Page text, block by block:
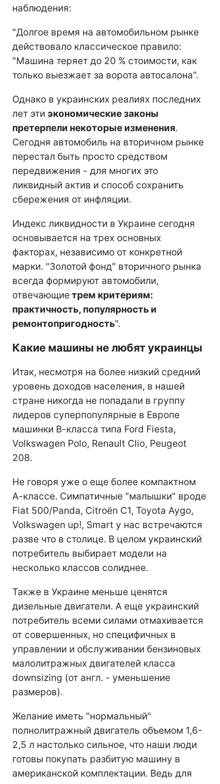
наблюдения:
"Долгое время на автомобильном рынке
действовало классическое правило:
"Машина теряет до 20 % стоимости, как
только выезжает за ворота автосалона".
Однако в украинских реалиях последних
лет эти экономические законы
претерпели некоторые изменения.
Сегодня автомобиль на вторичном рынке
перестал быть просто средством
передвижения - для многих это
ликвидный актив и способ сохранить
сбережения от инфляции.
Индекс ликвидности в Украине сегодня
основывается на трех основных
факторах, независимо от конкретной
марки. "Золотой фонд" вторичного рынка
всегда формируют автомобили,
отвечающие трем критериям:
практичность, популярность и
ремонтопригодность".
Какие машины не любят украинцы
Итак, несмотря на более низкий средний
уровень доходов населения, в нашей
стране никогда не попадали в группу
лидеров суперпопулярные в Европе
машинки В-класса типа Ford Fiesta,
Volkswagen Polo, Renault Clio, Peugeot
208.
Не говоря уже о еще более компактном
А-классе. Симпатичные "малышки" вроде
Fiat 500/Panda, Citroën C1, Toyota Aygo,
Volkswagen up!, Smart у нас встречаются
разве что в столице. В целом украинский
потребитель выбирает модели на
несколько классов солиднее.
Также в Украине меньше ценятся
дизельные двигатели. А еще украинский
потребитель всеми силами отмахивается
от совершенных, но специфичных в
управлении и обслуживании бензиновых
малолитражных двигателей класса
downsizing (от англ. - уменьшение
размеров).
Желание иметь "нормальный"
полнолитражный двигатель объемом 1,6-
2,5 л настолько сильное, что наши люди
готовы покупать разбитую машину в
американской комплектации. Ведь для